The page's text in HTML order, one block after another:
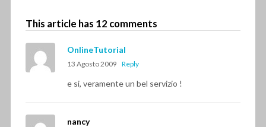
This article has 12 comments
OnlineTutorial
13 Agosto 2009 Reply
e si, veramente un bel servizio !
nancy